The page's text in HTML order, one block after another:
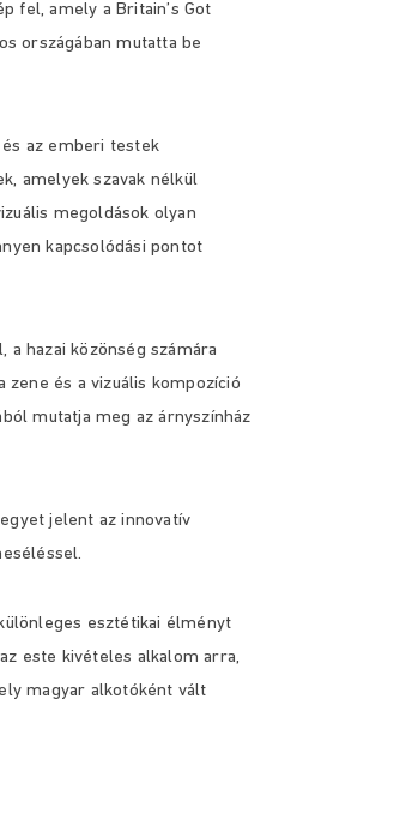
fel, amely a Britain’s Got
országában mutatta be
az emberi testek
amelyek szavak nélkül
megoldások olyan
kapcsolódási pontot
hazai közönség számára
zene és a vizuális kompozíció
mutatja meg az árnyszínház
jelent az innovatív
esztétikai élményt
este kivételes alkalom arra,
magyar alkotóként vált